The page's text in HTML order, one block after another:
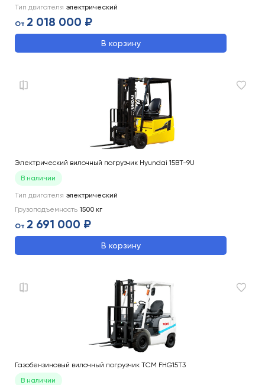
Тип двигателя электрический
От 2 018 000 ₽
В корзину
Электрический вилочный погрузчик Hyundai 15BT-9U
В наличии
Тип двигателя электрический
Грузоподъемность 1500 кг
От 2 691 000 ₽
В корзину
Газобензиновый вилочный погрузчик TCM FHG15T3
В наличии